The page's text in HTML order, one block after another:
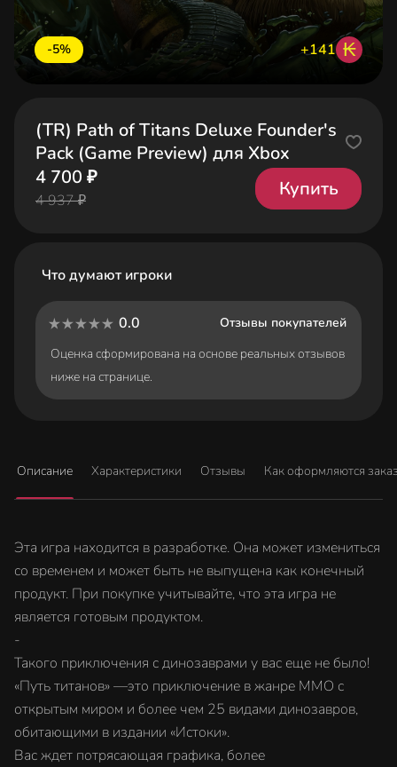
-5% +141 ₭
(TR) Path of Titans Deluxe Founder's
Pack (Game Preview) для Xbox
4 700 ₽
4 937 ₽
Купить
Что думают игроки
0.0
Отзывы покупателей
Оценка сформирована на основе реальных отзывов
ниже на странице.
Описание Характеристики Отзывы Как оформляются
Эта игра находится в разработке. Она может измениться
со временем и может быть не выпущена как конечный
продукт. При покупке учитывайте, что эта игра не
является готовым продуктом.
-
Такого приключения с динозаврами у вас еще не было!
«Путь титанов» —это приключение в жанре MMO с
открытым миром и более чем 25 видами динозавров,
обитающими в издании «Истоки».
Вас ждет потрясающая графика, более